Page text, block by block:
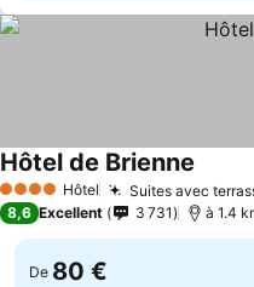
4 Étoiles Hôtel Suites avec
Hôtel de Brienne
8,6 Excellent 3 731 à 1.4
De 80 €